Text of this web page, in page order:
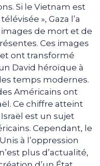
Si le Vietnam est
», Gaza l’a
de mort et de
Ces images
ont transformé
David héroïque à
temps modernes.
Américains ont
Ce chiffre atteint
est un sujet
Cependant, le
à l’oppression
plus d’actualité,